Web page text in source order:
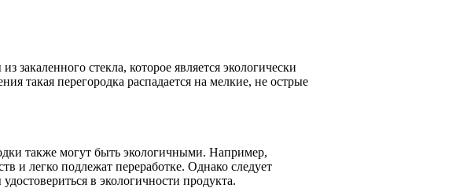
закаленного стекла, которое является экологически
такая перегородка распадается на мелкие, не острые
также могут быть экологичными. Например,
и легко подлежат переработке. Однако следует
в экологичности продукта.